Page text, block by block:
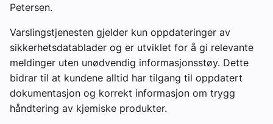
Petersen.
Varslingstjenesten gjelder kun oppdateringer av
sikkerhetsdatablader og er utviklet for å gi relevante
meldinger uten unødvendig informasjonsstøy. Dette
bidrar til at kundene alltid har tilgang til oppdatert
dokumentasjon og korrekt informasjon om trygg
håndtering av kjemiske produkter.